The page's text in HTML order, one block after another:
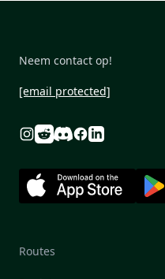
Neem contact op!
[email protected]
Instagram
RedditDiscord
Facebook
Linkedin
Routes